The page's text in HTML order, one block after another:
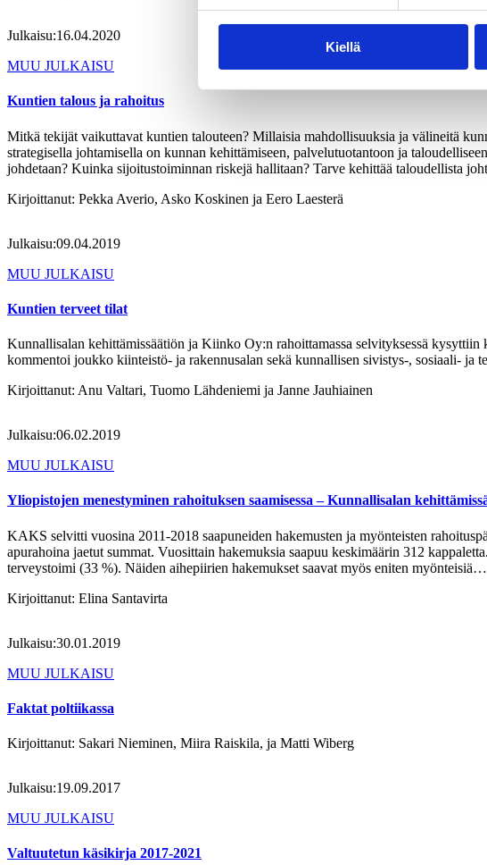
Kiellä
Julkaisu:16.04.2020
MUU JULKAISU
Kuntien talous ja rahoitus
Mitkä tekijät vaikuttavat kuntien talouteen? Millaisia mahdollisuuksia ja välineitä
strategisella johtamisella on kunnan kehittämiseen, palvelutuotantoon ja
johdetaan? Kuinka sijoitustoiminnan riskejä hallitaan? Tarve kehittää taloudellista
Kirjoittanut: Pekka Averio, Asko Koskinen ja Eero Laesterä
Julkaisu:09.04.2019
MUU JULKAISU
Kuntien terveet tilat
Kunnallisalan kehittämissäätiön ja Kiinko Oy:n rahoittamassa selvityksessä
kommentoi joukko kiinteistö- ja rakennusalan sekä kunnallisen sivistys-, sosiaali- ja
Kirjoittanut: Anu Valtari, Tuomo Lähdeniemi ja Janne Jauhiainen
Julkaisu:06.02.2019
MUU JULKAISU
Yliopistojen menestyminen rahoituksen saamisessa – Kunnallisalan
KAKS selvitti vuosina 2011-2018 saapuneiden hakemusten ja myönteisten
apurahoina jaetut summat. Vuosittain hakemuksia saapuu keskimäärin 312
terveystoimi (33 %). Näiden aihepiirien hakemukset saavat myös eniten myönteisiä…
Kirjoittanut: Elina Santavirta
Julkaisu:30.01.2019
MUU JULKAISU
Faktat poltiikassa
Kirjoittanut: Sakari Nieminen, Miira Raiskila, ja Matti Wiberg
Julkaisu:19.09.2017
MUU JULKAISU
Valtuutetun käsikirja 2017-2021